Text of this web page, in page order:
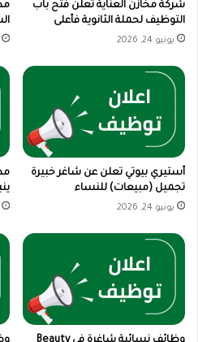
شركة مخازن العناية تعلن فتح باب
التوظيف لحملة الثانوية فأعلى
يونيو 24, 2026
أستيري بيوتي تعلن عن شاغر خبيرة
تجميل (مبيعات) للنساء
يونيو 24, 2026